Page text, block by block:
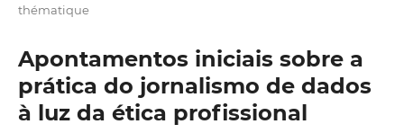
thématique
Apontamentos iniciais sobre a
prática do jornalismo de dados
à luz da ética profissional